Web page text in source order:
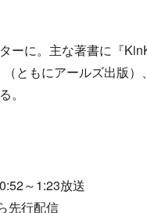
ーに。主な著書に『
ともにアールズ出版）
。
～1:23放送
先行配信